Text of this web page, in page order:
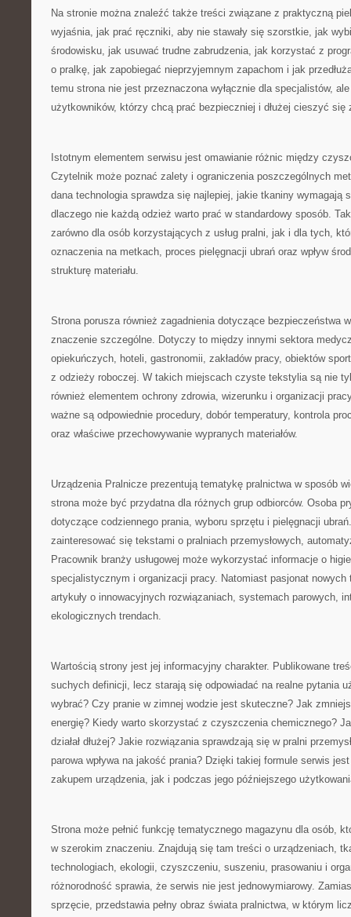
Na stronie można znaleźć także treści związane z praktyczną
wyjaśnia, jak prać ręczniki, aby nie stawały się szorstkie, jak
środowisku, jak usuwać trudne zabrudzenia, jak korzystać z
o pralkę, jak zapobiegać nieprzyjemnym zapachom i jak
temu strona nie jest przeznaczona wyłącznie dla specjalistów,
użytkowników, którzy chcą prać bezpieczniej i dłużej cieszyć się
Istotnym elementem serwisu jest omawianie różnic między
Czytelnik może poznać zalety i ograniczenia poszczególnych
dana technologia sprawdza się najlepiej, jakie tkaniny wymagają
dlaczego nie każdą odzież warto prać w standardowy sposób.
zarówno dla osób korzystających z usług pralni, jak i dla tych,
oznaczenia na metkach, proces pielęgnacji ubrań oraz wpływ
strukturę materiału.
Strona porusza również zagadnienia dotyczące bezpieczeństwa
znaczenie szczególne. Dotyczy to między innymi sektora
opiekuńczych, hoteli, gastronomii, zakładów pracy, obiektów
z odzieży roboczej. W takich miejscach czyste tekstylia są nie
również elementem ochrony zdrowia, wizerunku i organizacji
ważne są odpowiednie procedury, dobór temperatury, kontrola
oraz właściwe przechowywanie wypranych materiałów.
Urządzenia Pralnicze prezentują tematykę pralnictwa w sposób
strona może być przydatna dla różnych grup odbiorców. Osoba
dotyczące codziennego prania, wyboru sprzętu i pielęgnacji
zainteresować się tekstami o pralniach przemysłowych,
Pracownik branży usługowej może wykorzystać informacje o
specjalistycznym i organizacji pracy. Natomiast pasjonat nowych
artykuły o innowacyjnych rozwiązaniach, systemach parowych,
ekologicznych trendach.
Wartością strony jest jej informacyjny charakter. Publikowane
suchych definicji, lecz starają się odpowiadać na realne pytania
wybrać? Czy pranie w zimnej wodzie jest skuteczne? Jak
energię? Kiedy warto skorzystać z czyszczenia chemicznego?
działał dłużej? Jakie rozwiązania sprawdzają się w pralni
parowa wpływa na jakość prania? Dzięki takiej formule serwis
zakupem urządzenia, jak i podczas jego późniejszego
Strona może pełnić funkcję tematycznego magazynu dla osób,
w szerokim znaczeniu. Znajdują się tam treści o urządzeniach,
technologiach, ekologii, czyszczeniu, suszeniu, prasowaniu i
różnorodność sprawia, że serwis nie jest jednowymiarowy.
sprzęcie, przedstawia pełny obraz świata pralnictwa, w którym